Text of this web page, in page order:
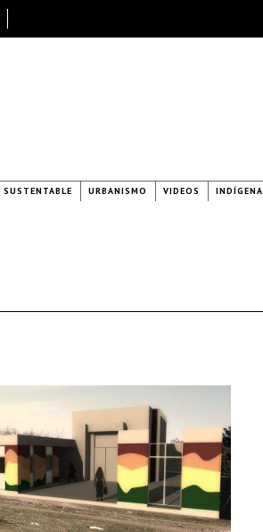
SUSTENTABLE URBANISMO VIDEOS INDÍGENA